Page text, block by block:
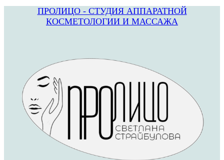
ПРОЛИЦО - СТУДИЯ АППАРАТНОЙ
КОСМЕТОЛОГИИ И МАССАЖА